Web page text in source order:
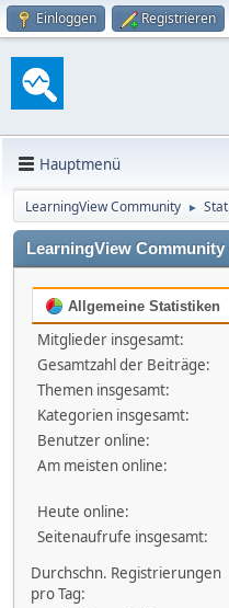
Einloggen Registrieren
Hauptmenü
LearningView Community ►
LearningView
Allgemeine Statistiken
Mitglieder insgesamt:
Gesamtzahl der Beiträge:
Themen insgesamt:
Kategorien insgesamt:
Benutzer online:
Am meisten online:
Heute online:
Seitenaufrufe insgesamt:
Durchschn. Registrierungen
pro Tag: